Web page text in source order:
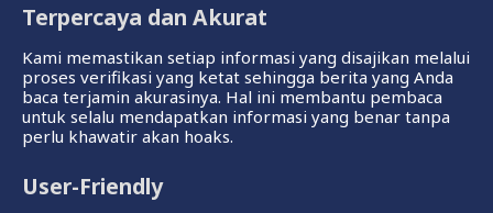
Terpercaya dan Akurat
Kami memastikan setiap informasi yang disajikan melalui
proses verifikasi yang ketat sehingga berita yang Anda
baca terjamin akurasinya. Hal ini membantu pembaca
untuk selalu mendapatkan informasi yang benar tanpa
perlu khawatir akan hoaks.
User-Friendly